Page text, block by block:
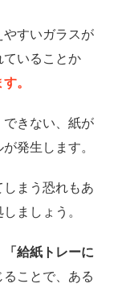
やすいガラスが
ていることか
。
きない、紙が
発生します。
まう恐れもあ
ましょう。
「給紙トレーに
ことで、ある